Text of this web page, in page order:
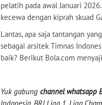
pelatih pada awal Januari
kecewa dengan kiprah skuad
Lantas, apa saja tantangan
sebagai arsitek Timnas
baik? Berikut Bola.com
Yuk gabung channel whatsapp